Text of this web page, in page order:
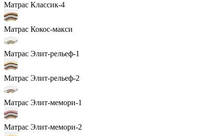
Матрас Классик-4
Матрас Кокос-макси
Матрас Элит-рельеф-1
Матрас Элит-рельеф-2
Матрас Элит-мемори-1
Матрас Элит-мемори-2